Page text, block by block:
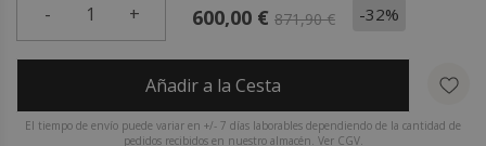
- 1 + 600,00 € 871,90 € -32%
Añadir a la Cesta
El tiempo de envío puede variar en +/- 7 días laborables dependiendo de la cantidad de
pedidos recibidos en nuestro almacén. Ver CGV.